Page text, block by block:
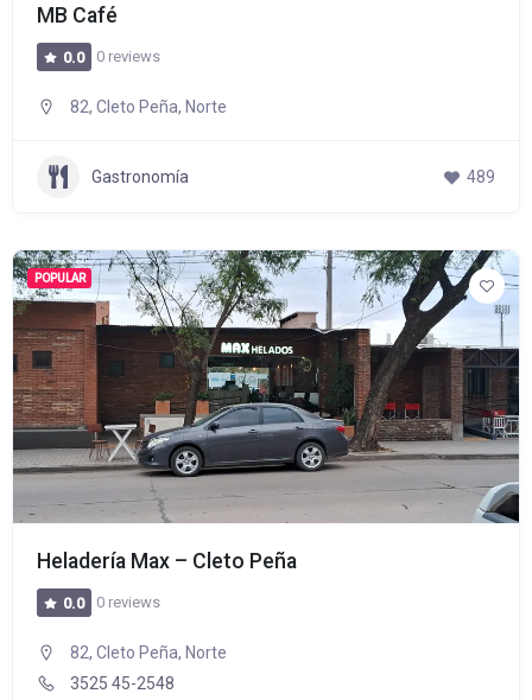
MB Café
0.0 0 reviews
82, Cleto Peña, Norte
Gastronomía 489
POPULAR
Heladería Max – Cleto Peña
0.0 0 reviews
82, Cleto Peña, Norte
3525 45-2548